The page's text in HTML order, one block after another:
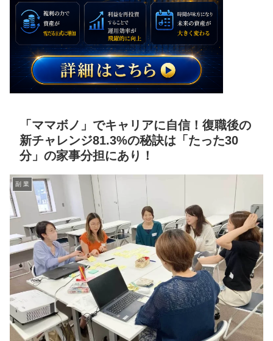
「ママボノ」でキャリアに自信！復職後の
新チャレンジ81.3%の秘訣は「たった30
分」の家事分担にあり！
副 業